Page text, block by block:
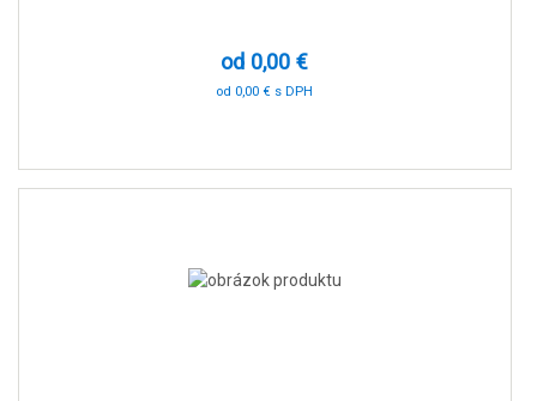
od 0,00 €
od 0,00 € s DPH